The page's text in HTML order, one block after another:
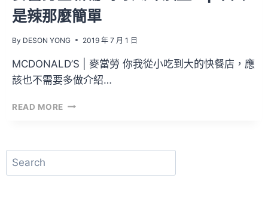
是辣那麼簡單
By DESON YONG 2019 年 7 月 1 日
MCDONALD’S | 麥當勞 你我從小吃到大的快餐店，應
該也不需要多做介紹…
READ MORE 麥
新
萄
搜
尋